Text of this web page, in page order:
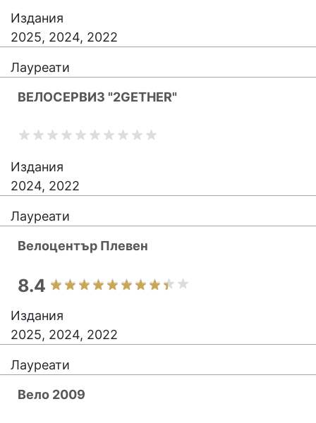
Издания
2025, 2024, 2022
Лауреати
ВЕЛОСЕРВИЗ "2GETHER"
Издания
2024, 2022
Лауреати
Велоцентър Плевен
8.4
Издания
2025, 2024, 2022
Лауреати
Вело 2009